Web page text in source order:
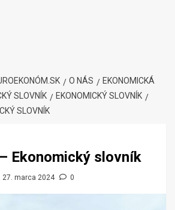
O NÁS
EKONOMICKÁ
SLOVNÍK
EKONOMICKÝ SLOVNÍK
SLOVNÍK
Ekonomický slovník
27. marca 2024 0